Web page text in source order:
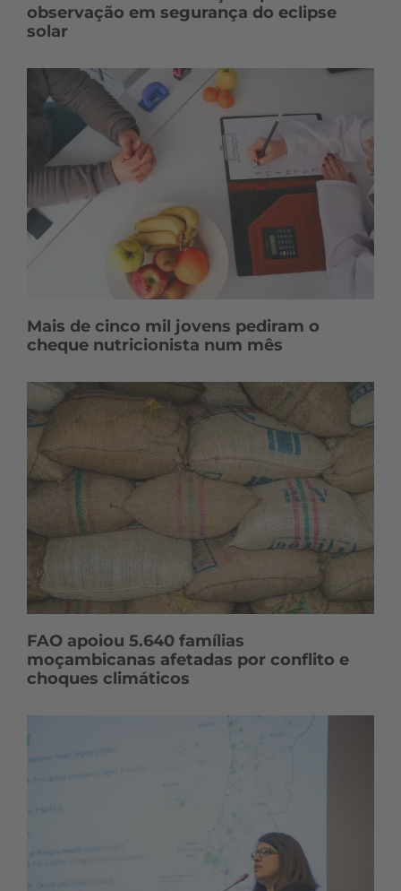
observação em segurança do eclipse
solar
Mais de cinco mil jovens pediram o
cheque nutricionista num mês
FAO apoiou 5.640 famílias
moçambicanas afetadas por conflito e
choques climáticos